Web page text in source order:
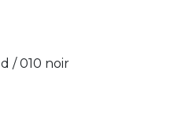
/ 010 noir